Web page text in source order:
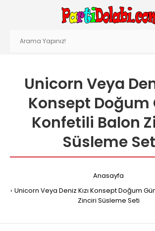
Unicorn Veya
Konsept Doğum
Konfetili Balon
Süsleme
Anasayfa
Unicorn Veya Deniz Kızı Konsept Doğum
Zinciri Süsleme Seti